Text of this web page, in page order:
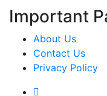
Important
About Us
Contact Us
Privacy Policy